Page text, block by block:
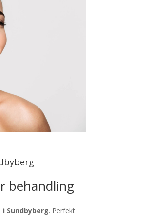
behandling
Sundbyberg. Perfekt